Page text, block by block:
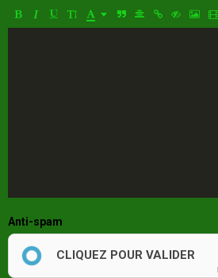
Anti-spam
CLIQUEZ POUR VALIDER